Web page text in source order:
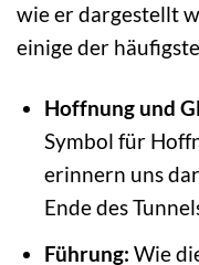
wie er dargestellt
einige der
Hoffnung und
Symbol für
erinnern uns
Ende des
Führung: Wie